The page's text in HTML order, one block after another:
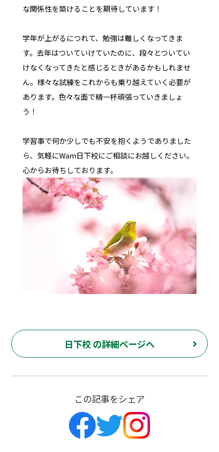
な関係性を築けることを期待しています！
学年が上がるにつれて、勉強は難しくなってきま
す。去年はついていけていたのに、段々とついてい
けなくなってきたと感じるときがあるかもしれませ
ん。様々な試練をこれからも乗り越えていく必要が
あります。色々な面で精一杯頑張っていきましょ
う！
学習事で何か少しでも不安を抱くようでありました
ら、気軽にWam日下校にご相談にお越しください。
心からお待ちしております。
日下校 の詳細ページへ
この記事をシェア